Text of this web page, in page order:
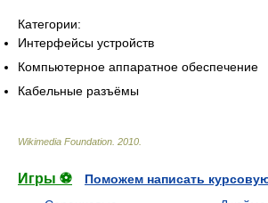
Категории:
Интерфейсы устройств
Компьютерное аппаратное обеспечение
Кабельные разъёмы
Wikimedia Foundation 2010
Игры ⚽
Поможем написать